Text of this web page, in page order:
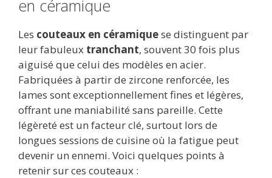
en céramique
Les couteaux en céramiquese distinguent par
leur fabuleux tranchant, souvent 30 fois plus
aiguisé que celui des modèles en acier.
Fabriquées à partir de zircone renforcée, les
lames sont exceptionnellement fines et légères,
offrant une maniabilité sans pareille. Cette
légèreté est un facteur clé, surtout lors de
longues sessions de cuisine où la fatigue peut
devenir un ennemi. Voici quelques points à
retenir sur ces couteaux :